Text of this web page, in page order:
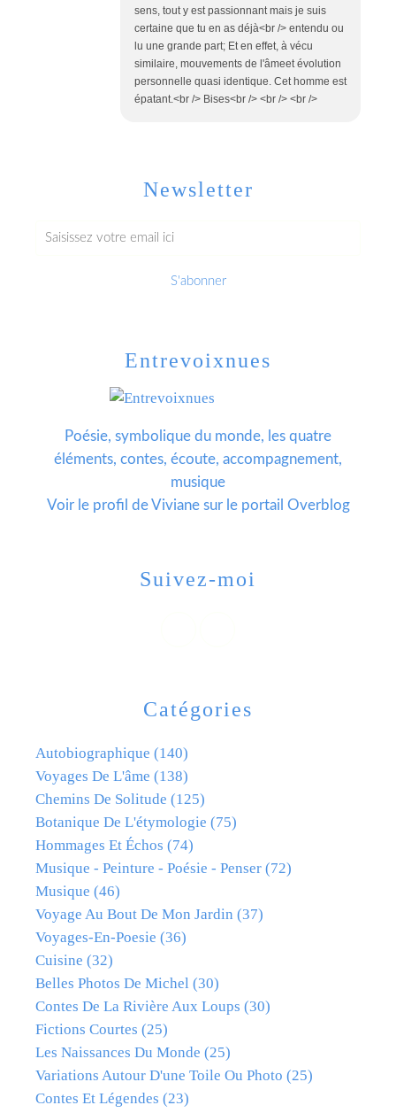
sens, tout y est passionnant mais je suis
certaine que tu en as déjà<br /> entendu ou
lu une grande part; Et en effet, à vécu
similaire, mouvements de l'âmeet évolution
personnelle quasi identique. Cet homme est
épatant.<br /> Bises<br /> <br /> <br />
Newsletter
Catégories
Autobiographique (140)
Voyages De L'âme (138)
Chemins De Solitude (125)
Botanique De L'étymologie (75)
Hommages Et Échos (74)
Musique - Peinture - Poésie - Penser (72)
Musique (46)
Voyage Au Bout De Mon Jardin (37)
Voyages-En-Poesie (36)
Cuisine (32)
Belles Photos De Michel (30)
Contes De La Rivière Aux Loups (30)
Fictions Courtes (25)
Les Naissances Du Monde (25)
Variations Autour D'une Toile Ou Photo (25)
Contes Et Légendes (23)
Entrevoixnues
Poésie, symbolique du monde, les quatre
éléments, contes, écoute, accompagnement,
musique
Voir le profil deVivianesur le portail Overblog
Suivez-moi